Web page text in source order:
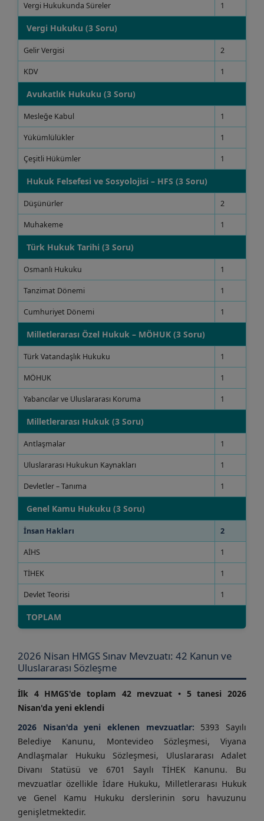
Vergi Hukukunda Süreler 1
Vergi Hukuku (3 Soru)
Gelir Vergisi 2
KDV 1
Avukatlık Hukuku (3 Soru)
Mesleğe Kabul 1
Yükümlülükler 1
Çeşitli Hükümler 1
Hukuk Felsefesi ve Sosyolojisi – HFS (3 Soru)
Düşünürler 2
Muhakeme 1
Türk Hukuk Tarihi (3 Soru)
Osmanlı Hukuku 1
Tanzimat Dönemi 1
Cumhuriyet Dönemi 1
Milletlerarası Özel Hukuk – MÖHUK (3 Soru)
Türk Vatandaşlık Hukuku 1
MÖHUK 1
Yabancılar ve Uluslararası Koruma 1
Milletlerarası Hukuk (3 Soru)
Antlaşmalar 1
Uluslararası Hukukun Kaynakları 1
Devletler – Tanıma 1
Genel Kamu Hukuku (3 Soru)
İnsan Hakları 2
AİHS 1
TİHEK 1
Devlet Teorisi 1
TOPLAM
2026 Nisan HMGS Sınav Mevzuatı: 42 Kanun ve
Uluslararası Sözleşme
İlk 4 HMGS'de toplam 42 mevzuat • 5 tanesi 2026
Nisan'da yeni eklendi
2026 Nisan'da yeni eklenen mevzuatlar: 5393 Sayılı
Belediye Kanunu, Montevideo Sözleşmesi, Viyana
Andlaşmalar Hukuku Sözleşmesi, Uluslararası Adalet
Divanı Statüsü ve 6701 Sayılı TİHEK Kanunu. Bu
mevzuatlar özellikle İdare Hukuku, Milletlerarası Hukuk
ve Genel Kamu Hukuku derslerinin soru havuzunu
genişletmektedir.